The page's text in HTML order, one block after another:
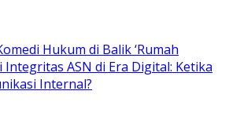
Hukum di Balik ‘Rumah
Integritas ASN di Era Digital: Ketika
Internal?